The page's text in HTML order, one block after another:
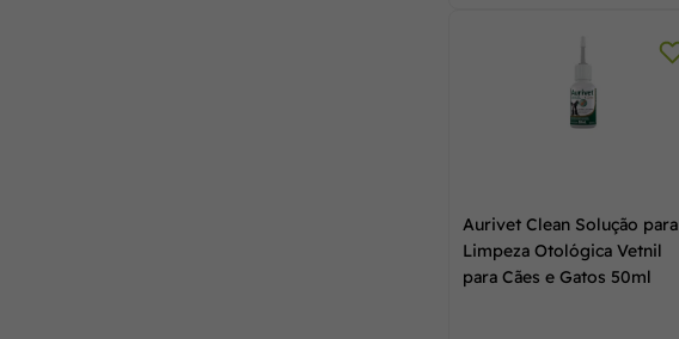
Aurivet Clean Solução para
Limpeza Otológica Vetnil
para Cães e Gatos 50ml